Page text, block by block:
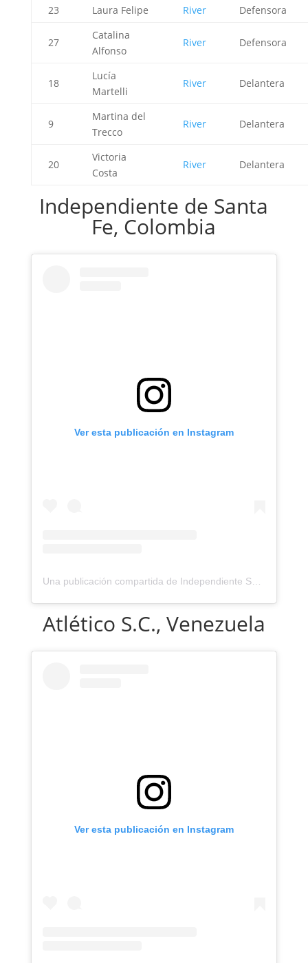
23 Laura Felipe River Defensora
27
Catalina
Alfonso
River Defensora
18
Lucía
Martelli
River Delantera
9
Martina del
Trecco
River Delantera
20
Victoria
Costa
River Delantera
Independiente de Santa
Fe, Colombia
Ver esta publicación en Instagram
Una publicación compartida de Independiente Santa Fe (@santafe_oficial)
Atlético S.C., Venezuela
Ver esta publicación en Instagram